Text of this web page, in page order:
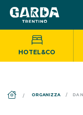
HOTEL&CO
DS_BREADCRUMB.HOME
ORGANIZZA DA